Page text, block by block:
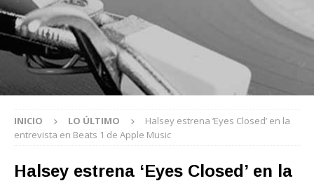
INICIO LO ÚLTIMO
Halsey estrena ‘Eyes Closed’ en la
entrevista en Beats 1 de Apple Music
Halsey estrena ‘Eyes Closed’ en la